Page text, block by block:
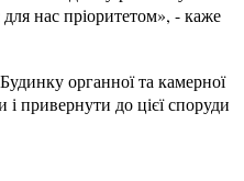
нас пріоритетом», - каже
органної та камерної
привернути до цієї споруди